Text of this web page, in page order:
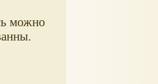
можно